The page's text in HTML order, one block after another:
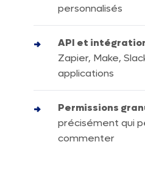
personnalisés
API et
Zapier, Make,
applications
Permissions
précisément qui
commenter